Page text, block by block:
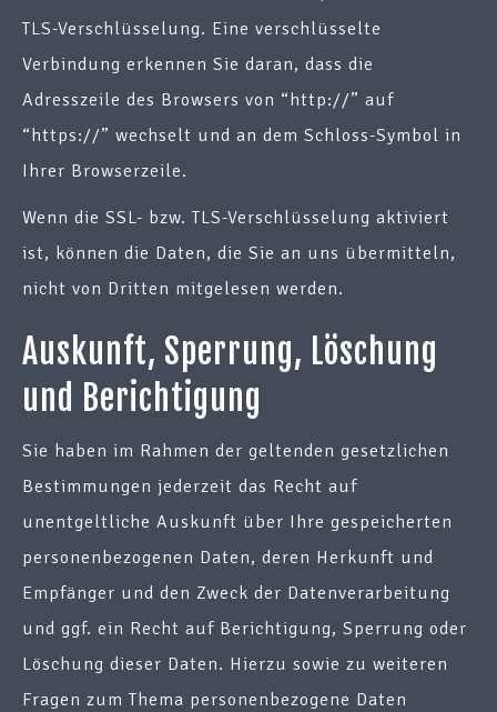
TLS-Verschlüsselung. Eine verschlüsselte
Verbindung erkennen Sie daran, dass die
Adresszeile des Browsers von “http://” auf
“https://” wechselt und an dem Schloss-Symbol in
Ihrer Browserzeile.
Wenn die SSL- bzw. TLS-Verschlüsselung aktiviert
ist, können die Daten, die Sie an uns übermitteln,
nicht von Dritten mitgelesen werden.
Auskunft, Sperrung, Löschung
und Berichtigung
Sie haben im Rahmen der geltenden gesetzlichen
Bestimmungen jederzeit das Recht auf
unentgeltliche Auskunft über Ihre gespeicherten
personenbezogenen Daten, deren Herkunft und
Empfänger und den Zweck der Datenverarbeitung
und ggf. ein Recht auf Berichtigung, Sperrung oder
Löschung dieser Daten. Hierzu sowie zu weiteren
Fragen zum Thema personenbezogene Daten